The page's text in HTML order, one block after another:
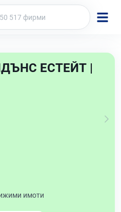
ЕСТЕЙТ |
имоти